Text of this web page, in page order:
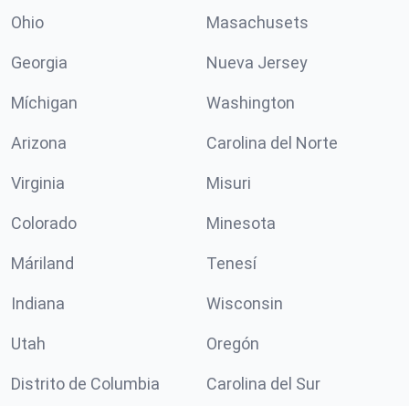
Ohio Masachusets
Georgia Nueva Jersey
Míchigan Washington
Arizona Carolina del Norte
Virginia Misuri
Colorado Minesota
Máriland Tenesí
Indiana Wisconsin
Utah Oregón
Distrito de Columbia Carolina del Sur